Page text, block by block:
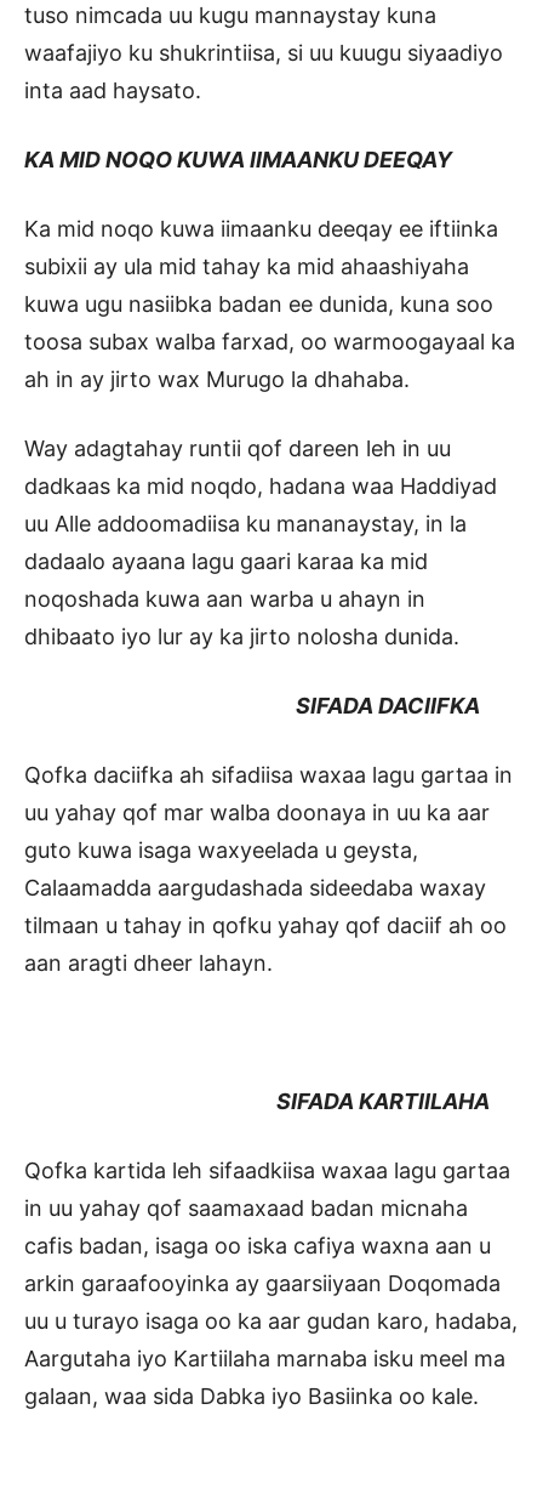
tuso nimcada uu kugu mannaystay kuna
waafajiyo ku shukrintiisa, si uu kuugu siyaadiyo
inta aad haysato.
KA MID NOQO KUWA IIMAANKU DEEQAY
Ka mid noqo kuwa iimaanku deeqay ee iftiinka
subixii ay ula mid tahay ka mid ahaashiyaha
kuwa ugu nasiibka badan ee dunida, kuna soo
toosa subax walba farxad, oo warmoogayaal ka
ah in ay jirto wax Murugo la dhahaba.
Way adagtahay runtii qof dareen leh in uu
dadkaas ka mid noqdo, hadana waa Haddiyad
uu Alle addoomadiisa ku mananaystay, in la
dadaalo ayaana lagu gaari karaa ka mid
noqoshada kuwa aan warba u ahayn in
dhibaato iyo lur ay ka jirto nolosha dunida.
SIFADA DACIIFKA
Qofka daciifka ah sifadiisa waxaa lagu gartaa in
uu yahay qof mar walba doonaya in uu ka aar
guto kuwa isaga waxyeelada u geysta,
Calaamadda aargudashada sideedaba waxay
tilmaan u tahay in qofku yahay qof daciif ah oo
aan aragti dheer lahayn.
SIFADA KARTIILAHA
Qofka kartida leh sifaadkiisa waxaa lagu gartaa
in uu yahay qof saamaxaad badan micnaha
cafis badan, isaga oo iska cafiya waxna aan u
arkin garaafooyinka ay gaarsiiyaan Doqomada
uu u turayo isaga oo ka aar gudan karo, hadaba,
Aargutaha iyo Kartiilaha marnaba isku meel ma
galaan, waa sida Dabka iyo Basiinka oo kale.